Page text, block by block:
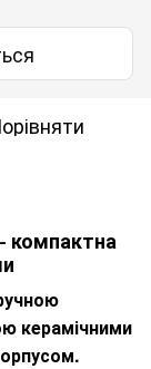
компактна
керамічними